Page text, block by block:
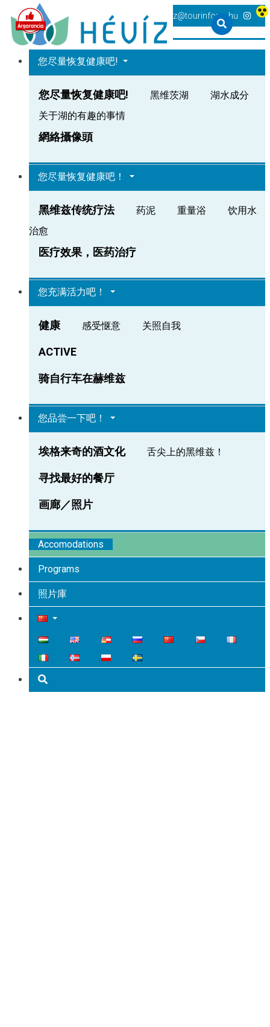
+36 83 540 131 heviz@tourinform.hu
您尽量恢复健康吧!
您尽量恢复健康吧! 黑维茨湖
湖水成分
关于湖的有趣的事情
網絡攝像頭
您尽量恢复健康吧！
黑维兹传统疗法 药泥 重量浴
饮用水
治愈
医疗效果，医药治疗
您充满活力吧！
健康 感受惬意 关照自我
ACTIVE
骑自行车在赫维兹
您品尝一下吧！
埃格来奇的酒文化 舌尖上的黑维兹！
寻找最好的餐厅
画廊／照片
Accomodations
Programs
照片庫